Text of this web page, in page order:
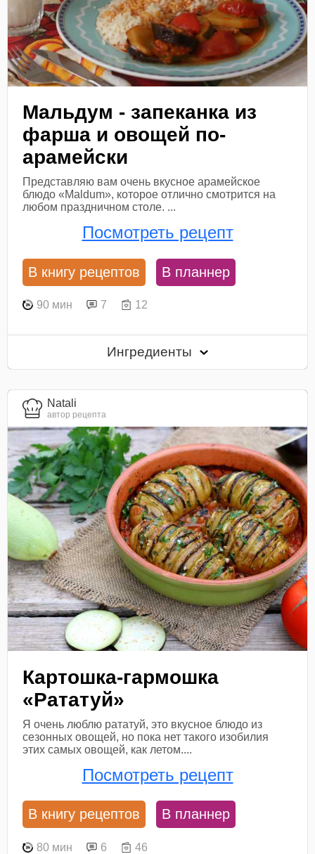
Мальдум - запеканка из
фарша и овощей по-
арамейски
Представляю вам очень вкусное арамейское
блюдо «Maldum», которое отлично смотрится на
любом праздничном столе. ...
Посмотреть рецепт
В книгу рецептов В планнер
90 мин 7 12
Ингредиенты
Natali
автор рецепта
Картошка-гармошка
«Рататуй»
Я очень люблю рататуй, это вкусное блюдо из
сезонных овощей, но пока нет такого изобилия
этих самых овощей, как летом....
Посмотреть рецепт
В книгу рецептов В планнер
80 мин 6 46